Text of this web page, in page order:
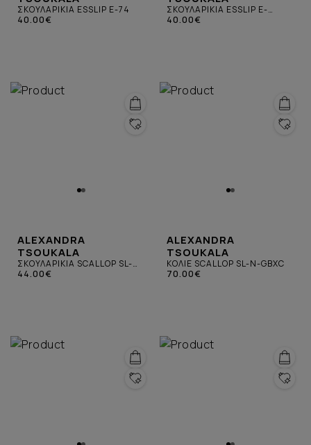
ΣΚΟΥΛΑΡΙΚΙΑ ESSLIP E-74
40.00€
ΣΚΟΥΛΑΡΙΚΙΑ ESSLIP E-
ΜΠΟΡΝΤΟ
40.00€
ALEXANDRA
TSOUKALA
ΣΚΟΥΛΑΡΙΚΙΑ SCALLOP SL-
ΜΠΟΡΝΤΟ ΜΕ ΧΡΥΣΟ
44.00€
ALEXANDRA
TSOUKALA
ΚΟΛΙΕ SCALLOP SL-N-GBXC
70.00€